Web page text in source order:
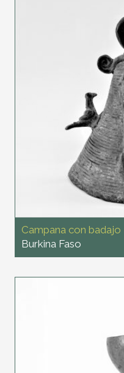
Campana con badajo
Burkina Faso